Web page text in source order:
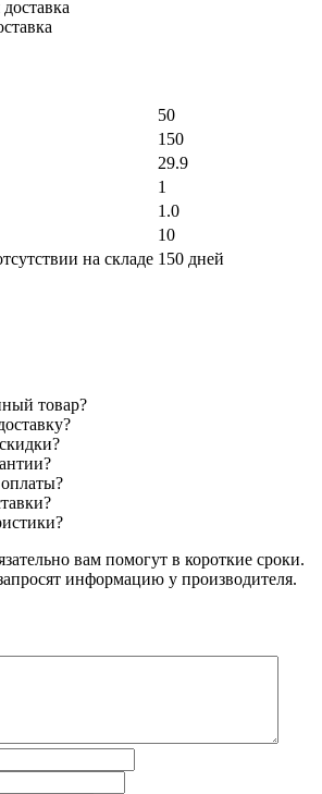
50
150
29.9
1
1.0
10
на складе 150 дней
товар?
вам помогут в короткие сроки.
информацию у производителя.